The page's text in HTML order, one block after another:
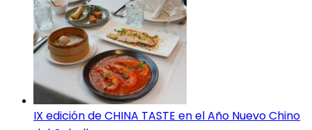
IX edición de CHINA TASTE en el Año Nuevo Chino